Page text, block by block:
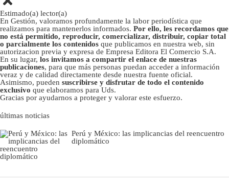
Estimado(a) lector(a)
En Gestión, valoramos profundamente la labor periodística que
realizamos para mantenerlos informados. Por ello, les recordamos que
no está permitido, reproducir, comercializar, distribuir, copiar total
o parcialmente los contenidos que publicamos en nuestra web, sin
autorizacion previa y expresa de Empresa Editora El Comercio S.A.
En su lugar, los invitamos a compartir el enlace de nuestras
publicaciones, para que más personas puedan acceder a información
veraz y de calidad directamente desde nuestra fuente oficial.
Asimismo, pueden suscribirse y disfrutar de todo el contenido
exclusivo que elaboramos para Uds.
Gracias por ayudarnos a proteger y valorar este esfuerzo.
últimas noticias
Perú y México: las implicancias del reencuentro
diplomático